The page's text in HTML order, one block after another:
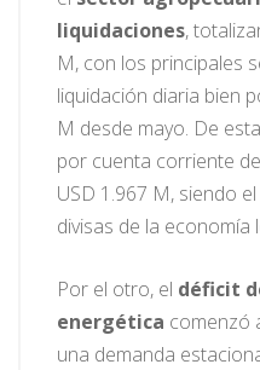
liquidaciones,
M, con los principales
liquidación diaria bien
M desde mayo. De
por cuenta corriente
USD 1.967 M, siendo
divisas de la economía
Por el otro, el déficit
energética comenzó
una demanda